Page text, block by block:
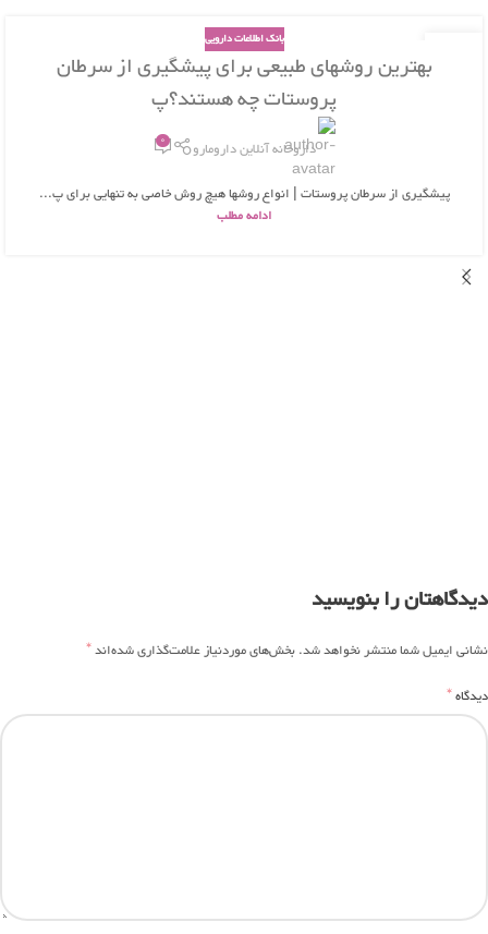
بانک اطلاعات دارویی
بهترین روشهای طبیعی برای پیشگیری از سرطان
پروستات چه هستند؟پ
داروخانه آنلاین دارومارو 0
پیشگیری از سرطان پروستات | انواع روشها هیچ روش خاصی به تنهایی برای پ...
ادامه مطلب
دیدگاهتان را بنویسید
نشانی ایمیل شما منتشر نخواهد شد.بخش‌های موردنیاز علامت‌گذاری شده‌اند*
دیدگاه*